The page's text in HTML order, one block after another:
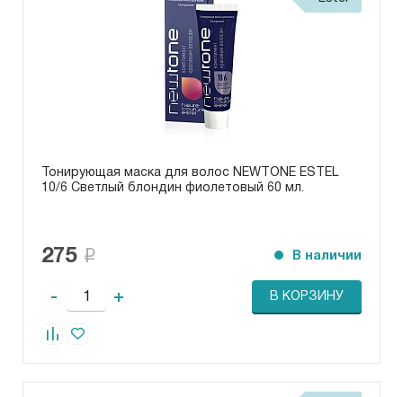
Тонирующая маска для волос NEWTONE ESTEL
10/6 Светлый блондин фиолетовый 60 мл.
275 В наличии
- + В КОРЗИНУ